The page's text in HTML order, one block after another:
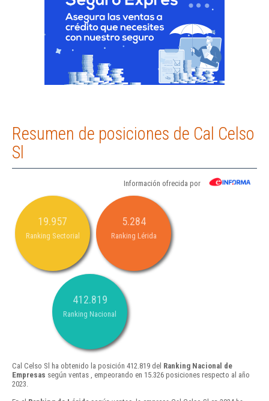
Resumen de posiciones de Cal Celso
Sl
Información ofrecida por
19.957
Ranking Sectorial
5.284
Ranking Lérida
412.819
Ranking Nacional
Cal Celso Sl ha obtenido la posición 412.819 del Ranking Nacional de
Empresas según ventas , empeorando en 15.326 posiciones respecto al año
2023.